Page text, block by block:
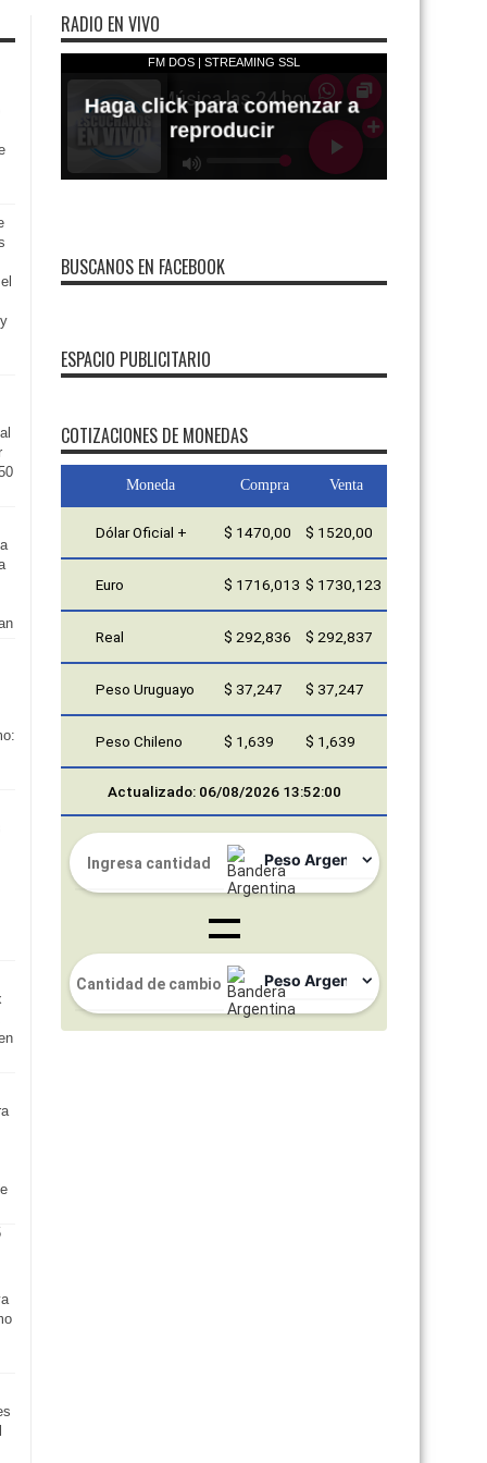
RADIO EN VIVO
BUSCANOS EN FACEBOOK
ESPACIO PUBLICITARIO
FMDOS
COTIZACIONES DE MONEDAS
Moneda Compra Venta
Dólar Oficial + $ 1470,00 $ 1520,00
Euro $ 1716,013 $ 1730,123
Real $ 292,836 $ 292,837
Peso Uruguayo $ 37,247 $ 37,247
Peso Chileno $ 1,639 $ 1,639
Actualizado: 06/08/2026 13:52:00